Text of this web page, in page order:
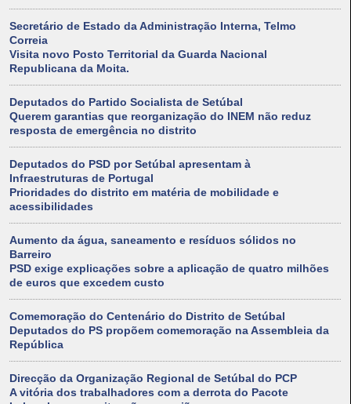
Secretário de Estado da Administração Interna, Telmo
Correia
Visita novo Posto Territorial da Guarda Nacional
Republicana da Moita.
Deputados do Partido Socialista de Setúbal
Querem garantias que reorganização do INEM não reduz
resposta de emergência no distrito
Deputados do PSD por Setúbal apresentam à
Infraestruturas de Portugal
Prioridades do distrito em matéria de mobilidade e
acessibilidades
Aumento da água, saneamento e resíduos sólidos no
Barreiro
PSD exige explicações sobre a aplicação de quatro milhões
de euros que excedem custo
Comemoração do Centenário do Distrito de Setúbal
Deputados do PS propõem comemoração na Assembleia da
República
Direcção da Organização Regional de Setúbal do PCP
A vitória dos trabalhadores com a derrota do Pacote